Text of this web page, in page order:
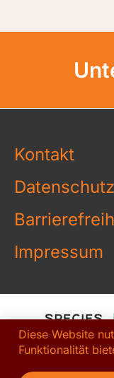
Kontakt
Datenschutz
Impressum
Diese Website
Funktionalität